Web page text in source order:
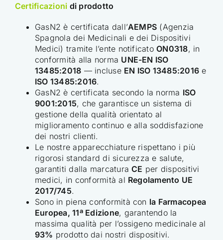
Certificazioni di prodotto
GasN2 è certificata dall’AEMPS (Agenzia
Spagnola dei Medicinali e dei Dispositivi
Medici) tramite l’ente notificatoON0318, in
conformità alla norma UNE-EN ISO
13485:2018 — incluse EN ISO 13485:2016 e
ISO 13485:2016.
GasN2 è certificata secondo la norma ISO
9001:2015, che garantisce un sistema di
gestione della qualità orientato al
miglioramento continuo e alla soddisfazione
dei nostri clienti.
Le nostre apparecchiature rispettano i più
rigorosi standard di sicurezza e salute,
garantiti dalla marcaturaCE per dispositivi
medici, in conformità al Regolamento UE
2017/745.
Sono in piena conformità con la Farmacopea
Europea, 11ª Edizione, garantendo la
massima qualità per l’ossigeno medicinale al
93% prodotto dai nostri dispositivi.